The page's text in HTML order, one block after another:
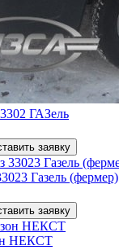
ГАЗель
заявку
Газель (фермер)
заявку
НЕКСТ